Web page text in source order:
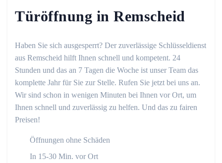
Türöffnung in Remscheid
Haben Sie sich ausgesperrt? Der zuverlässige Schlüsseldienst
aus Remscheid hilft Ihnen schnell und kompetent. 24
Stunden und das an 7 Tagen die Woche ist unser Team das
komplette Jahr für Sie zur Stelle. Rufen Sie jetzt bei uns an.
Wir sind schon in wenigen Minuten bei Ihnen vor Ort, um
Ihnen schnell und zuverlässig zu helfen. Und das zu fairen
Preisen!
Öffnungen ohne Schäden
In 15-30 Min. vor Ort